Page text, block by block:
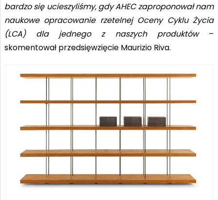
bardzo się ucieszyliśmy, gdy AHEC zaproponował nam
naukowe opracowanie rzetelnej Oceny Cyklu Życia
(LCA) dla jednego z naszych produktów–
skomentował przedsięwzięcie Maurizio Riva.